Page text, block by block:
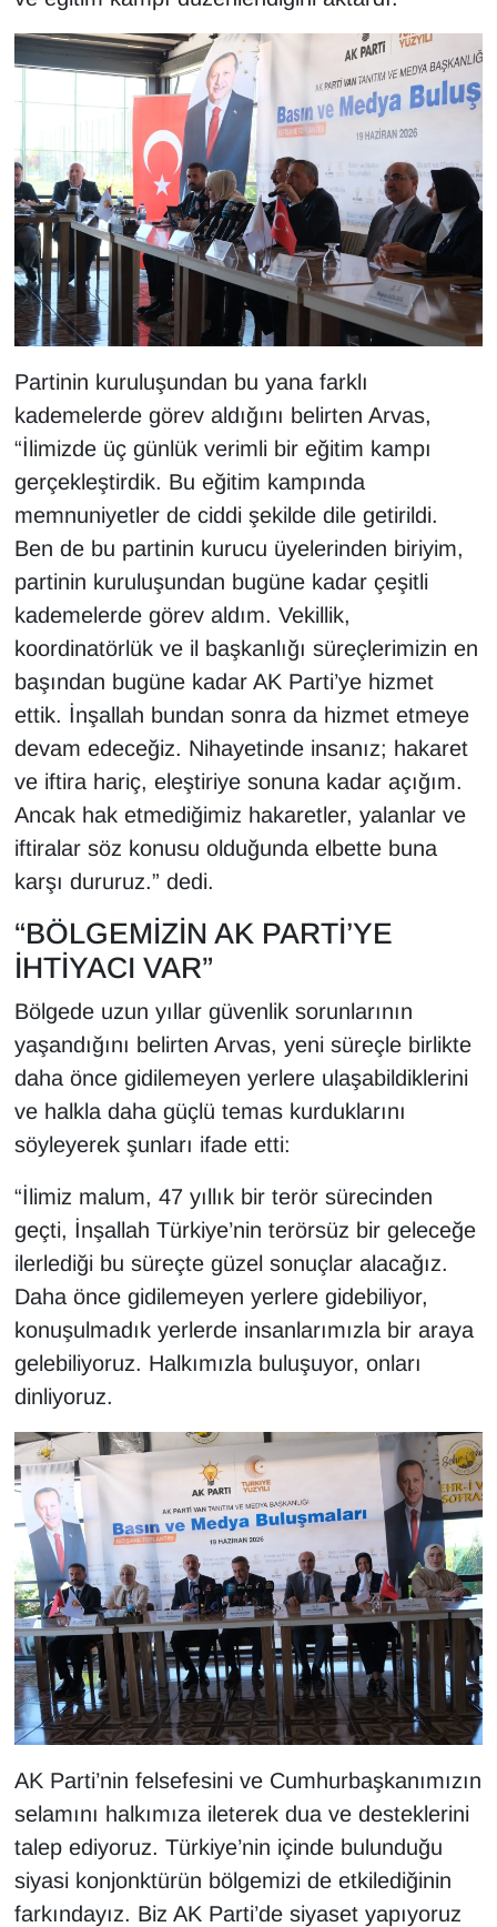
Partinin kuruluşundan bu yana farklı
kademelerde görev aldığını belirten Arvas,
“İlimizde üç günlük verimli bir eğitim kampı
gerçekleştirdik. Bu eğitim kampında
memnuniyetler de ciddi şekilde dile getirildi.
Ben de bu partinin kurucu üyelerinden biriyim,
partinin kuruluşundan bugüne kadar çeşitli
kademelerde görev aldım. Vekillik,
koordinatörlük ve il başkanlığı süreçlerimizin en
başından bugüne kadar AK Parti’ye hizmet
ettik. İnşallah bundan sonra da hizmet etmeye
devam edeceğiz. Nihayetinde insanız; hakaret
ve iftira hariç, eleştiriye sonuna kadar açığım.
Ancak hak etmediğimiz hakaretler, yalanlar ve
iftiralar söz konusu olduğunda elbette buna
karşı dururuz.” dedi.
“BÖLGEMİZİN AK PARTİ’YE
İHTİYACI VAR”
Bölgede uzun yıllar güvenlik sorunlarının
yaşandığını belirten Arvas, yeni süreçle birlikte
daha önce gidilemeyen yerlere ulaşabildiklerini
ve halkla daha güçlü temas kurduklarını
söyleyerek şunları ifade etti:
“İlimiz malum, 47 yıllık bir terör sürecinden
geçti, İnşallah Türkiye’nin terörsüz bir geleceğe
ilerlediği bu süreçte güzel sonuçlar alacağız.
Daha önce gidilemeyen yerlere gidebiliyor,
konuşulmadık yerlerde insanlarımızla bir araya
gelebiliyoruz. Halkımızla buluşuyor, onları
dinliyoruz.
AK Parti’nin felsefesini ve Cumhurbaşkanımızın
selamını halkımıza ileterek dua ve desteklerini
talep ediyoruz. Türkiye’nin içinde bulunduğu
siyasi konjonktürün bölgemizi de etkilediğinin
farkındayız. Biz AK Parti’de siyaset yapıyoruz